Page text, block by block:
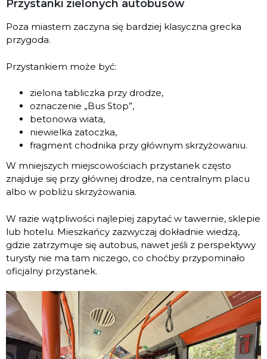
Przystanki zielonych autobusów
Poza miastem zaczyna się bardziej klasyczna grecka
przygoda.
Przystankiem może być:
zielona tabliczka przy drodze,
oznaczenie „Bus Stop”,
betonowa wiata,
niewielka zatoczka,
fragment chodnika przy głównym skrzyżowaniu.
W mniejszych miejscowościach przystanek często
znajduje się przy głównej drodze, na centralnym placu
albo w pobliżu skrzyżowania.
W razie wątpliwości najlepiej zapytać w tawernie, sklepie
lub hotelu. Mieszkańcy zazwyczaj dokładnie wiedzą,
gdzie zatrzymuje się autobus, nawet jeśli z perspektywy
turysty nie ma tam niczego, co choćby przypominało
oficjalny przystanek.